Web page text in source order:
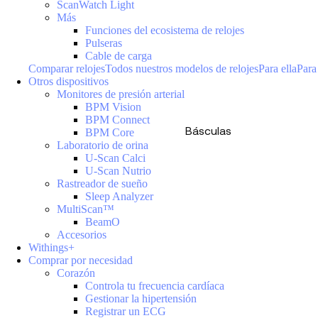
Básculas
ScanWatch Light
Más
Funciones del ecosistema de relojes
Pulseras
Cable de carga
Comparar relojesTodos nuestros modelos de relojesPara ella
Otros dispositivos
Monitores de presión arterial
BPM Vision
BPM Connect
BPM Core
Laboratorio de orina
U-Scan Calci
U-Scan Nutrio
Rastreador de sueño
Sleep Analyzer
MultiScan™
BeamO
Accesorios
Withings+
Comprar por necesidad
Corazón
Controla tu frecuencia cardíaca
Gestionar la hipertensión
Registrar un ECG